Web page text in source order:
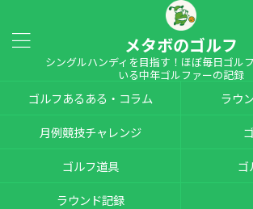
メタボのゴルフ
シングルハンディを目指す！ほぼ毎日ゴル
いる中年ゴルファーの記録
ゴルフあるある・コラム
ラウ
月例競技チャレンジ
ゴルフ道具
ゴ
ラウンド記録